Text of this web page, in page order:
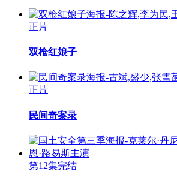
正片
双枪红娘子
正片
民间奇案录
第12集完结